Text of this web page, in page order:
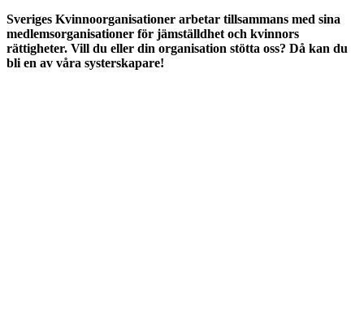
Sveriges Kvinnoorganisationer arbetar tillsammans med sina
medlemsorganisationer för jämställdhet och kvinnors
rättigheter. Vill du eller din organisation stötta oss? Då kan du
bli en av våra systerskapare!